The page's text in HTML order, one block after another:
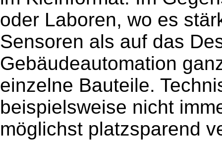
oder Laboren, wo es
Sensoren als auf das
Gebäudeautomation
einzelne Bauteile.
beispielsweise nicht
möglichst platzsparend